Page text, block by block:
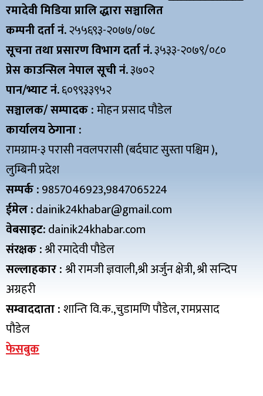
रमादेवी मिडिया प्रालि द्धारा सञ्चालित
कम्पनी दर्ता नं.२५५६९३-२०७७/०७८
सूचना तथा प्रसारण विभाग दर्ता नं.३५३३-२०७९/०८०
प्रेस काउन्सिल नेपाल सूची नं.३७०२
पान/भ्याट नं.६०९९३३९५२
सञ्चालक/ सम्पादक :मोहन प्रसाद पौडेल
कार्यालय ठेगाना :
रामग्राम-३ परासी नवलपरासी (बर्दघाट सुस्ता पश्चिम ),
लुम्बिनी प्रदेश
सम्पर्क :9857046923,9847065224
ईमेल :dainik24khabar@gmail.com
वेबसाइट:dainik24khabar.com
संरक्षक :श्री रमादेवी पौडेल
सल्लाहकार :श्री रामजी ज्ञवाली,श्री अर्जुन क्षेत्री, श्री सन्दिप
अग्रहरी
सम्वाददाता :शान्ति वि.क.,चुडामणि पौडेल, रामप्रसाद
पौडेल
फेसबुक